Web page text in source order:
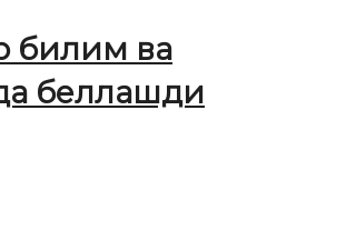
билим ва
беллашди